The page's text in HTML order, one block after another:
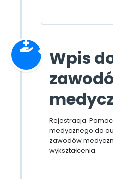
Wpis
Rejestracja:
medycznego do
zawodów
wykształcenia.